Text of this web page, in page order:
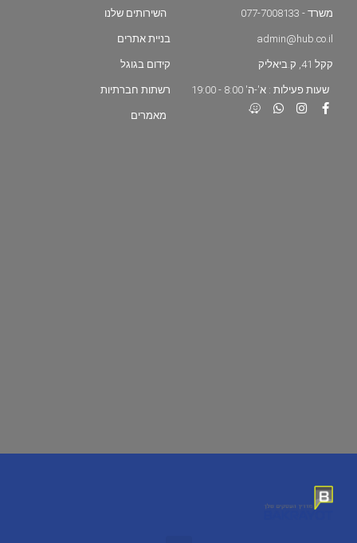
משרד - 077-7008133
admin@hub.co.il
קקל 41, ק.ביאליק
שעות פעילות : א'-ה' 8:00 - 19:00
השירותים שלנו
בניית אתרים
קידום בגוגל
רשתות חברתיות
מאמרים